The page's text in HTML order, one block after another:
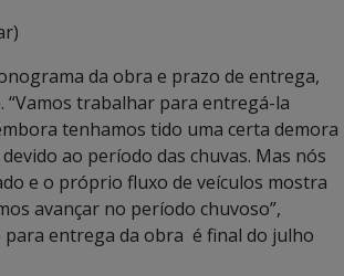
da obra e prazo de entrega,
“Vamos trabalhar para entregá-la
tenhamos tido uma certa demora
ao período das chuvas. Mas nós
e o próprio fluxo de veículos mostra
avançar no período chuvoso”,
para entrega da obra é final do julho